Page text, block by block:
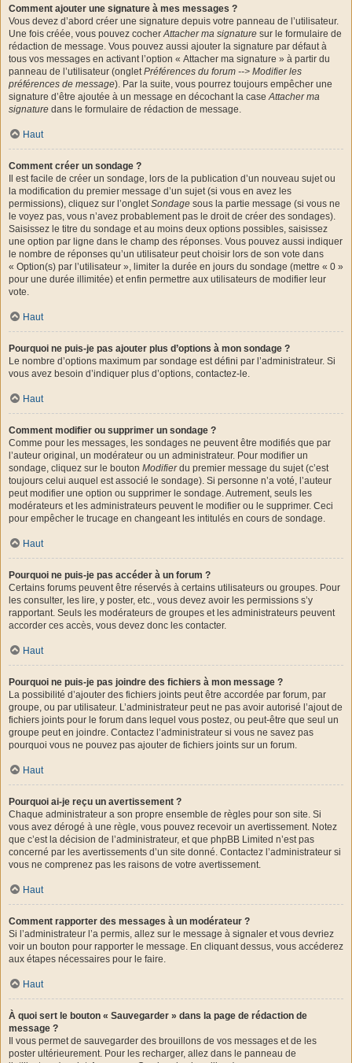
Comment ajouter une signature à mes messages ?
Vous devez d’abord créer une signature depuis votre panneau de l’utilisateur.
Une fois créée, vous pouvez cocherAttacher ma signature sur le formulaire de
rédaction de message. Vous pouvez aussi ajouter la signature par défaut à
tous vos messages en activant l’option « Attacher ma signature » à partir du
panneau de l’utilisateur (ongletPréférences du forum --> Modifier les
préférences de message). Par la suite, vous pourrez toujours empêcher une
signature d’être ajoutée à un message en décochant la caseAttacher ma
signature dans le formulaire de rédaction de message.
Haut
Comment créer un sondage ?
Il est facile de créer un sondage, lors de la publication d’un nouveau sujet ou
la modification du premier message d’un sujet (si vous en avez les
permissions), cliquez sur l’ongletSondage sous la partie message (si vous ne
le voyez pas, vous n’avez probablement pas le droit de créer des sondages).
Saisissez le titre du sondage et au moins deux options possibles, saisissez
une option par ligne dans le champ des réponses. Vous pouvez aussi indiquer
le nombre de réponses qu’un utilisateur peut choisir lors de son vote dans
« Option(s) par l’utilisateur », limiter la durée en jours du sondage (mettre « 0 »
pour une durée illimitée) et enfin permettre aux utilisateurs de modifier leur
vote.
Haut
Pourquoi ne puis-je pas ajouter plus d’options à mon sondage ?
Le nombre d’options maximum par sondage est défini par l’administrateur. Si
vous avez besoin d’indiquer plus d’options, contactez-le.
Haut
Comment modifier ou supprimer un sondage ?
Comme pour les messages, les sondages ne peuvent être modifiés que par
l’auteur original, un modérateur ou un administrateur. Pour modifier un
sondage, cliquez sur le bouton Modifierdu premier message du sujet (c’est
toujours celui auquel est associé le sondage). Si personne n’a voté, l’auteur
peut modifier une option ou supprimer le sondage. Autrement, seuls les
modérateurs et les administrateurs peuvent le modifier ou le supprimer. Ceci
pour empêcher le trucage en changeant les intitulés en cours de sondage.
Haut
Pourquoi ne puis-je pas accéder à un forum ?
Certains forums peuvent être réservés à certains utilisateurs ou groupes. Pour
les consulter, les lire, y poster, etc., vous devez avoir les permissions s’y
rapportant. Seuls les modérateurs de groupes et les administrateurs peuvent
accorder ces accès, vous devez donc les contacter.
Haut
Pourquoi ne puis-je pas joindre des fichiers à mon message ?
La possibilité d’ajouter des fichiers joints peut être accordée par forum, par
groupe, ou par utilisateur. L’administrateur peut ne pas avoir autorisé l’ajout de
fichiers joints pour le forum dans lequel vous postez, ou peut-être que seul un
groupe peut en joindre. Contactez l’administrateur si vous ne savez pas
pourquoi vous ne pouvez pas ajouter de fichiers joints sur un forum.
Haut
Pourquoi ai-je reçu un avertissement ?
Chaque administrateur a son propre ensemble de règles pour son site. Si
vous avez dérogé à une règle, vous pouvez recevoir un avertissement. Notez
que c’est la décision de l’administrateur, et que phpBB Limited n’est pas
concerné par les avertissements d’un site donné. Contactez l’administrateur si
vous ne comprenez pas les raisons de votre avertissement.
Haut
Comment rapporter des messages à un modérateur ?
Si l’administrateur l’a permis, allez sur le message à signaler et vous devriez
voir un bouton pour rapporter le message. En cliquant dessus, vous accéderez
aux étapes nécessaires pour le faire.
Haut
À quoi sert le bouton « Sauvegarder » dans la page de rédaction de
message ?
Il vous permet de sauvegarder des brouillons de vos messages et de les
poster ultérieurement. Pour les recharger, allez dans le panneau de